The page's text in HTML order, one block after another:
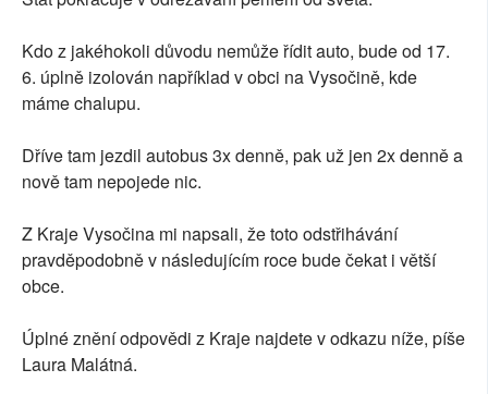
RUBRIKY
Kdo z jakéhokoli důvodu nemůže řídit auto, bude od 17.
6. úplně izolován například v obci na Vysočině, kde
máme chalupu.
Dříve tam jezdil autobus 3x denně, pak už jen 2x denně a
nově tam nepojede nic.
Z Kraje Vysočina mi napsali, že toto odstřihávání
pravděpodobně v následujícím roce bude čekat i větší
obce.
Úplné znění odpovědi z Kraje najdete v odkazu níže, píše
Laura Malátná.